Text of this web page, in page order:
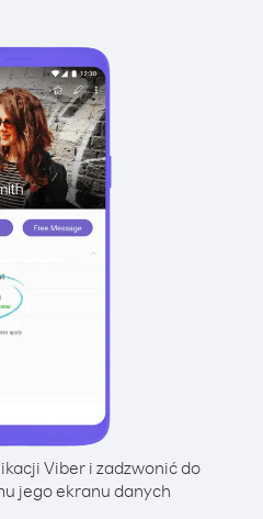
Viber i zadzwonić do
jego ekranu danych